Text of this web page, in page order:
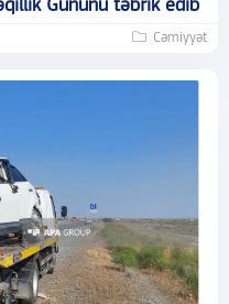
Gününü təbrik edib
Cəmiyyət